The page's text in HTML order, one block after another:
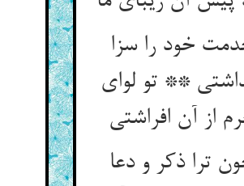
خود را سزا
** تو لوای
از آن افراشتی‏
ترا ذکر و دعا